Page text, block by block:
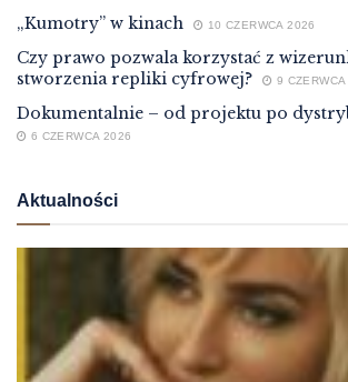
„Kumotry” w kinach 10 CZERWCA 2026
Czy prawo pozwala korzystać z
stworzenia repliki cyfrowej?
9
Dokumentalnie – od projektu po
6 CZERWCA 2026
Aktualności